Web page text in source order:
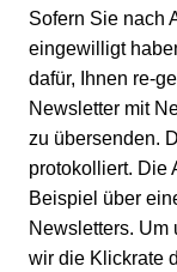
Sofern Sie nach
eingewilligt
dafür, Ihnen re-
Newsletter mit
zu übersenden.
protokolliert. Die
Beispiel über
Newsletters. Um
wir die Klickrate